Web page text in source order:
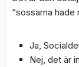
“sossarna hade
Ja,
Nej, det är